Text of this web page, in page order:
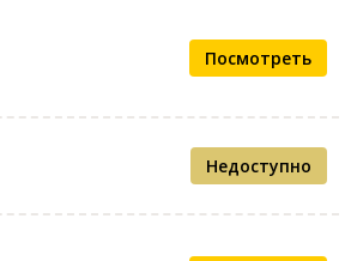
Посмотреть
Недоступно